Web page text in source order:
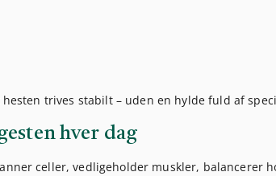
trives stabilt – uden en hylde fuld af
hver dag
celler, vedligeholder muskler, balancerer